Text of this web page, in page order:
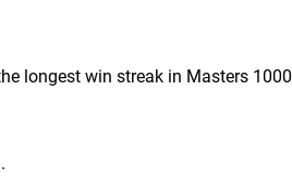
longest win streak in Masters 1000